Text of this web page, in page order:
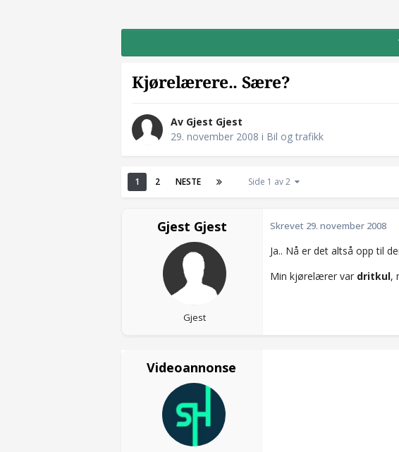
Kjørelærere.. Sære?
Av Gjest Gjest
29. november 2008 i Bil og trafikk
1 2 NESTE Side 1 av 2
Gjest Gjest
Gjest
Skrevet 29. november 2008
Ja.. Nå er det altså opp til
Min kjørelærer var dritkul,
Videoannonse